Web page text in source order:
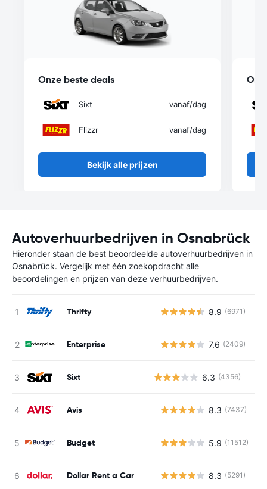
Onze beste deals
Sixt vanaf/dag
Flizzr vanaf/dag
Bekijk alle prijzen
Autoverhuurbedrijven in Osnabrück
Hieronder staan de best beoordeelde autoverhuurbedrijven in
Osnabrück. Vergelijk met één zoekopdracht alle
beoordelingen en prijzen van deze verhuurbedrijven.
Thrifty 8.9 (6971)
Enterprise 7.6 (2409)
Sixt 6.3 (4356)
Avis 8.3 (7437)
Budget 5.9 (11512)
Dollar Rent a Car 8.3 (5291)